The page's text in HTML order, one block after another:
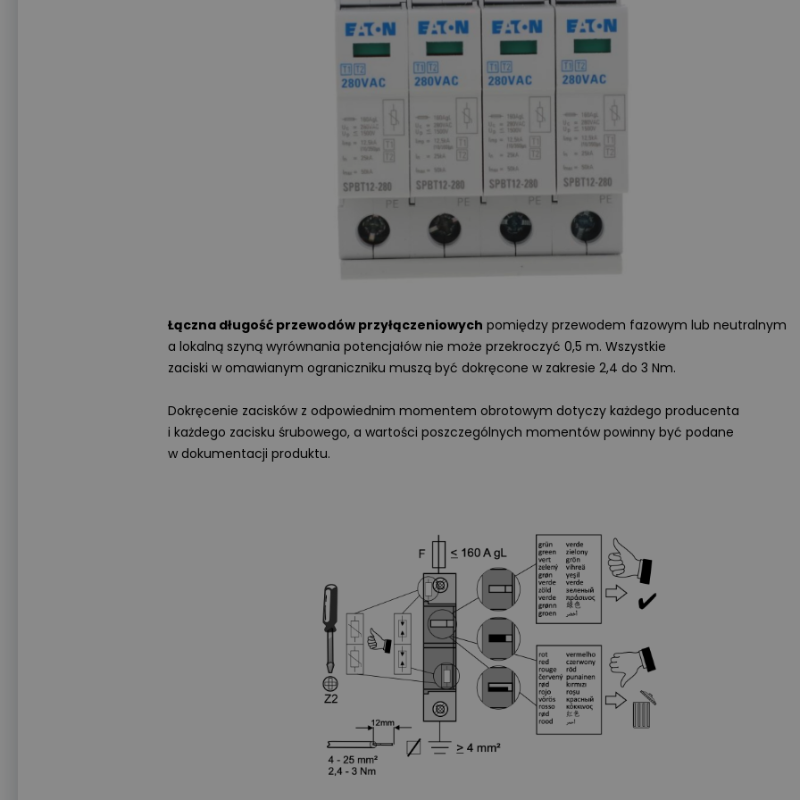
Łączna długość przewodów przyłączeniowych pomiędzy przewodem fazowym lub neutralnym
a lokalną szyną wyrównania potencjałów nie może przekroczyć 0,5 m. Wszystkie
zaciski w omawianym ograniczniku muszą być dokręcone w zakresie 2,4 do 3 Nm.
Dokręcenie zacisków z odpowiednim momentem obrotowym dotyczy każdego producenta
i każdego zacisku śrubowego, a wartości poszczególnych momentów powinny być podane
w dokumentacji produktu.
ENERGIA ODNAWIALNA
Magazyny energii do fotowoltaiki
jaki model wybrać?
Wprowadzenie rozliczeń w
net-billingu oraz taryf
w Polsce sprawiło, że domowe
magazyny energii przestały być
technologiczną ciekawostką, a
się koniecznością ekonomiczną.
W tym artykule analizujemy
z wysokonapięciowymi oraz
wskazujemy najczęstsze błędy
montażowe, które decydują
długie lata.